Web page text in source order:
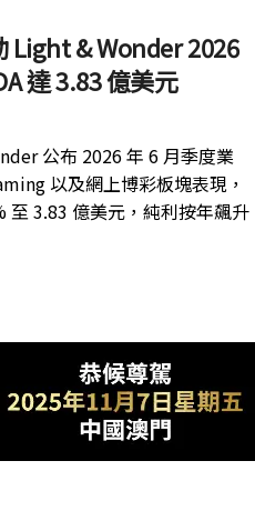
Light & Wonder 2026
達 3.83 億美元
公布 2026 年 6 月季度業
以及網上博彩板塊表現，
至 3.83 億美元，純利按年飆升